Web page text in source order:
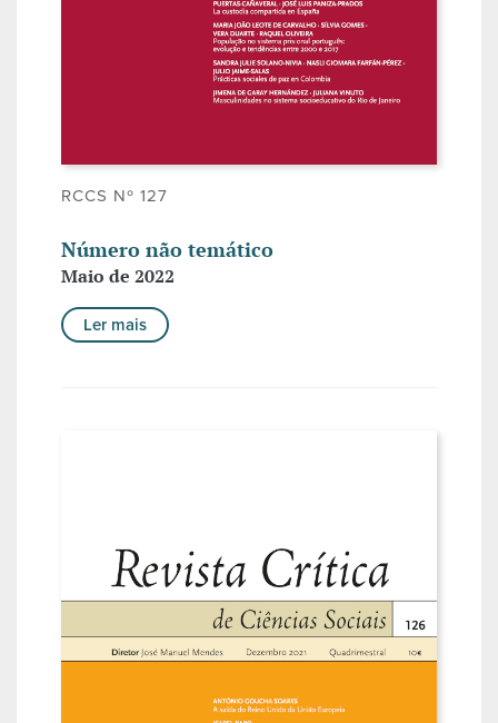
RCCS Nº 127
Número não temático
Maio de 2022
Ler mais